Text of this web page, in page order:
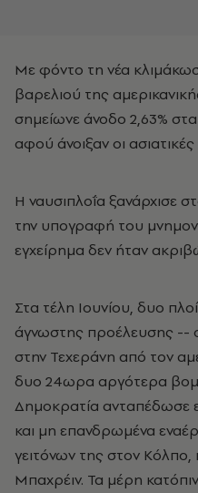
Με φόντο τη νέα
βαρελιού της
σημείωνε άνοδο 2,63%
αφού άνοιξαν οι
Η ναυσιπλοΐα ξανάρχισε
την υπογραφή του
εγχείρημα δεν ήταν
Στα τέλη Ιουνίου, δυο
άγνωστης προέλευσης --
στην Τεχεράνη από τον
δυο 24ωρα αργότερα
Δημοκρατία ανταπέδωσε
και μη επανδρωμένα
γειτόνων της στον Κόλπο,
Μπαχρέιν. Τα μέρη